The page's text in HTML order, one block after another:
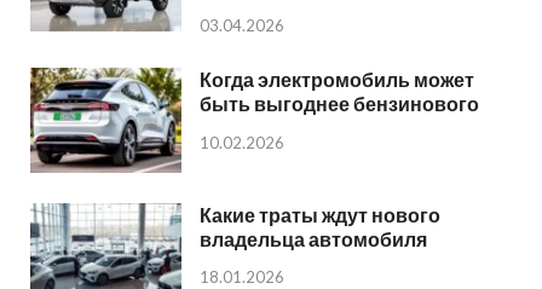
03.04.2026
Когда электромобиль может
быть выгоднее бензинового
10.02.2026
Какие траты ждут нового
владельца автомобиля
18.01.2026